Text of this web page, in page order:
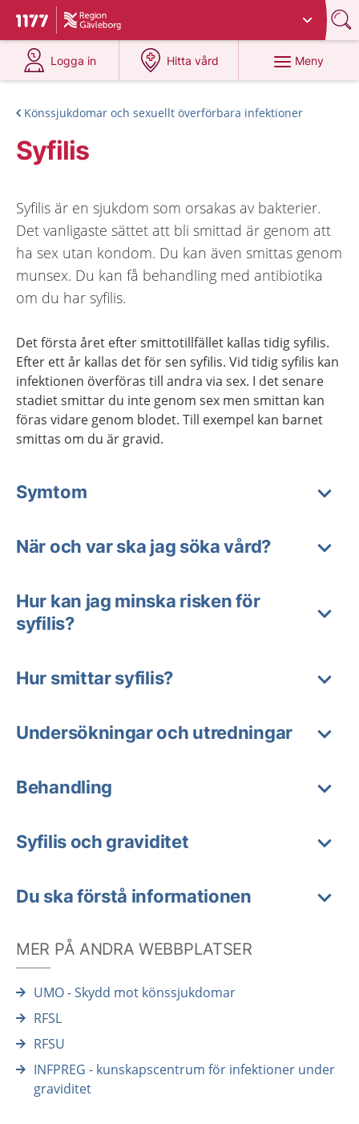
Till startsidan för 1177
Du har valt region
Logga in
på 1177.se
Hitta vård
på 1177.se
Meny
Könssjukdomar och sexuellt överförbara infektioner
Syfilis
Syfilis är en sjukdom som orsakas av bakterier.
Det vanligaste sättet att bli smittad är genom att
ha sex utan kondom. Du kan även smittas genom
munsex. Du kan få behandling med antibiotika
om du har syfilis.
Det första året efter smittotillfället kallas tidig syfilis.
Efter ett år kallas det för sen syfilis. Vid tidig syfilis kan
infektionen överföras till andra via sex. I det senare
stadiet smittar du inte genom sex men smittan kan
föras vidare genom blodet. Till exempel kan barnet
smittas om du är gravid.
Symtom
När och var ska jag söka vård?
Hur kan jag minska risken för
syfilis?
Hur smittar syfilis?
Undersökningar och utredningar
Behandling
Syfilis och graviditet
Du ska förstå informationen
MER PÅ ANDRA WEBBPLATSER
UMO - Skydd mot könssjukdomar
RFSL
RFSU
INFPREG - kunskapscentrum för infektioner under
graviditet